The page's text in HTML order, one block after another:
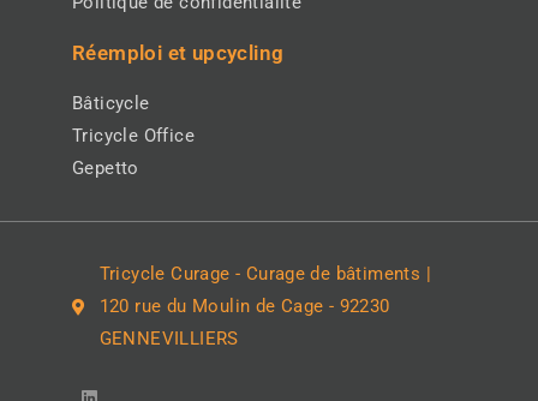
Réemploi et upcycling
Bâticycle
Tricycle Office
Gepetto
Tricycle Curage - Curage de bâtiments |
120 rue du Moulin de Cage - 92230
GENNEVILLIERS